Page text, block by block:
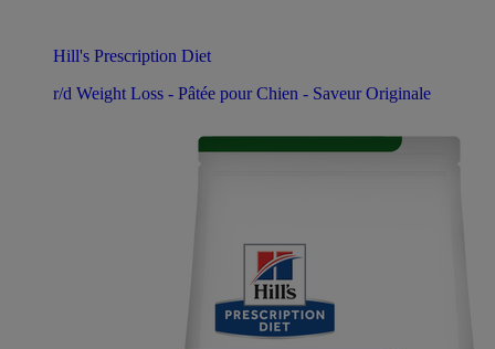
Hill's Prescription Diet
r/d Weight Loss - Pâtée pour Chien - Saveur Originale